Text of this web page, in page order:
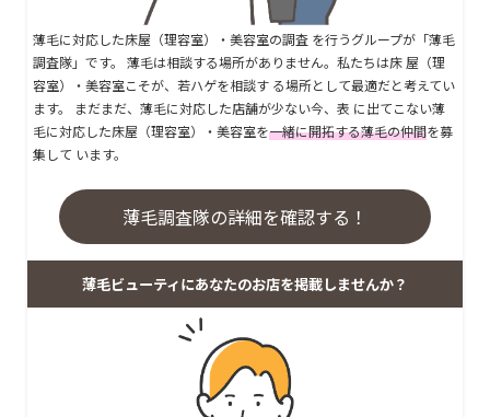
薄毛に対応した床屋（理容室）・美容室の調査 を行うグループが「薄毛
調査隊」です。 薄毛は相談する場所がありません。私たちは床 屋（理
容室）・美容室こそが、若ハゲを相談す る場所として最適だと考えてい
ます。 まだまだ、薄毛に対応した店舗が少ない今、表 に出てこない薄
毛に対応した床屋（理容室）・美容室を一緒に開拓する薄毛の仲間を募
集して います。
薄毛調査隊の詳細を確認する！
薄毛ビューティにあなたのお店を掲載しませんか？